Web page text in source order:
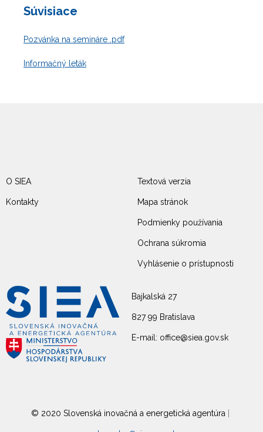
Súvisiace
Pozvánka na semináre .pdf
Informačný leták
Bajkalská 27
827 99 Bratislava
E-mail: office@siea.gov.sk
O SIEA
Kontakty
Textová verzia
Mapa stránok
Podmienky používania
Ochrana súkromia
Vyhlásenie o prístupnosti
© 2020 Slovenská inovačná a energetická agentúra